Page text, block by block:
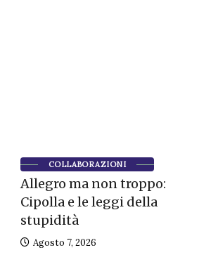
COLLABORAZIONI
Allegro ma non troppo:
Cipolla e le leggi della
stupidità
Agosto 7, 2026